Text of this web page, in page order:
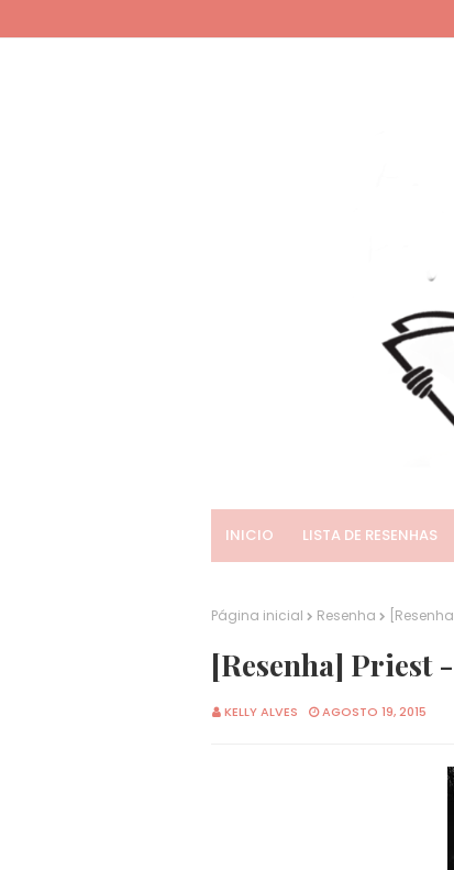
INICIO LISTA DE RESENHAS
Página inicial Resenha
[Resenha] Priest
KELLY ALVES AGOSTO 19, 2015